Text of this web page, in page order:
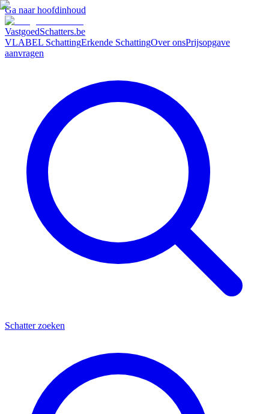
Ga naar hoofdinhoud
VastgoedSchatters.be
VLABEL SchattingErkende SchattingOver onsPrijsopgave
aanvragen
Schatter zoeken